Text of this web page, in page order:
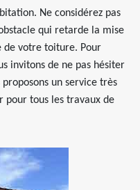
Ne considérez pas
qui retarde la mise
votre toiture. Pour
invitons de ne pas hésiter
un service très
pour tous les travaux de